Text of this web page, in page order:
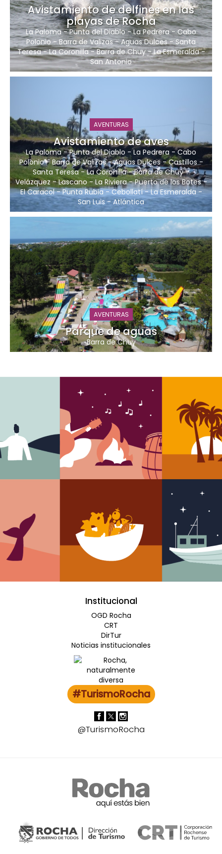
Avistamiento de delfines en las
playas de Rocha
La Paloma-Punta del Diablo-La Pedrera-Cabo
Polonio-Barra de Valizas-Aguas Dulces-Santa
Teresa-La Coronilla-Barra de Chuy-La Esmeralda-
San Antonio
AVENTURAS
Avistamiento de aves
La Paloma-Punta del Diablo -La Pedrera -Cabo
Polonio-Barra de Valizas-Aguas Dulces-Castillos-
Santa Teresa-La Coronilla-Barra de Chuy-
Velázquez-Lascano-La Riviera-Puerto de los Botes-
El Caracol-Punta Rubia-Cebollatí-La Esmeralda-
San Luis-Atlántica
AVENTURAS
Parque de aguas
Barra de Chuy
Institucional
OGD Rocha
CRT
DirTur
Noticias institucionales
#TurismoRocha
@TurismoRocha